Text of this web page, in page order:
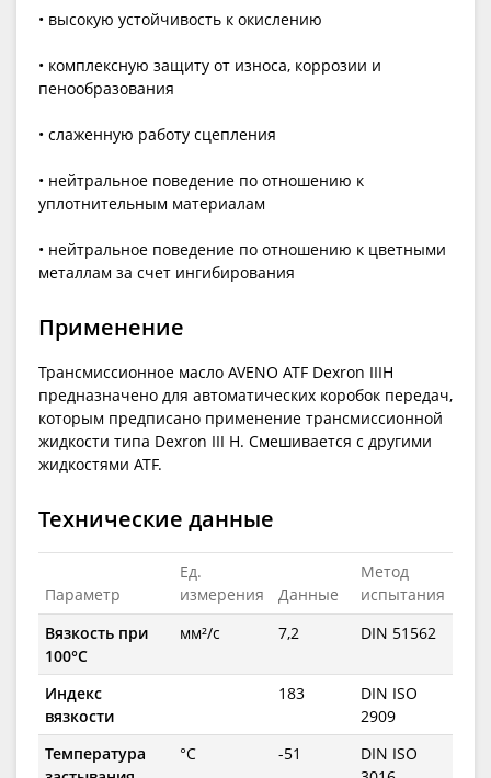
• высокую устойчивость к окислению
• комплексную защиту от износа, коррозии и
пенообразования
• слаженную работу сцепления
• нейтральное поведение по отношению к
уплотнительным материалам
• нейтральное поведение по отношению к цветными
металлам за счет ингибирования
Применение
Трансмиссионное масло AVENO ATF Dexron IIIH
предназначено для автоматических коробок передач,
которым предписано применение трансмиссионной
жидкости типа Dexron III H. Смешивается с другими
жидкостями ATF.
Технические данные
Параметр
Ед.
измерения
Данные
Метод
испытания
Вязкость при
100°C
мм²/с 7,2 DIN 51562
Индекс
вязкости
183
DIN ISO
2909
Температура
°C -51
DIN ISO